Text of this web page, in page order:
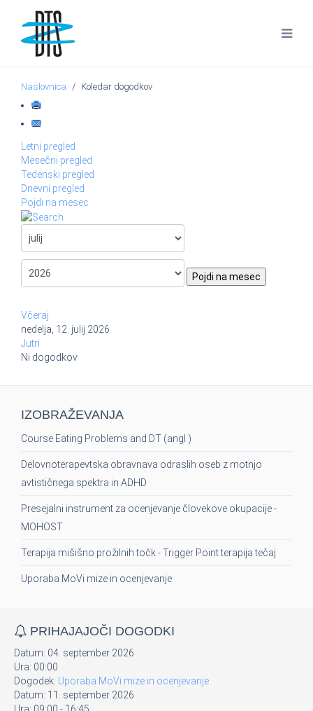
Naslovnica Koledar dogodkov
Letni pregled
Mesečni pregled
Tedenski pregled
Dnevni pregled
Pojdi na mesec
Pojdi na mesec
Včeraj
nedelja, 12. julij 2026
Jutri
Ni dogodkov
IZOBRAŽEVANJA
Course Eating Problems and DT (angl.)
Delovnoterapevtska obravnava odraslih oseb z motnjo
avtističnega spektra in ADHD
Presejalni instrument za ocenjevanje človekove okupacije -
MOHOST
Terapija mišišno prožilnih točk - Trigger Point terapija tečaj
Uporaba MoVi mize in ocenjevanje
PRIHAJAJOČI DOGODKI
Datum: 04. september 2026
Ura: 00:00
Dogodek: Uporaba MoVi mize in ocenjevanje
Datum: 11. september 2026